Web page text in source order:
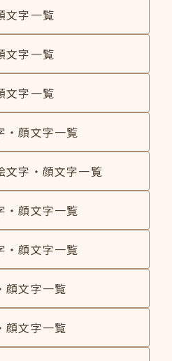
文字一覧
文字一覧
文字一覧
・顔文字一覧
文字・顔文字一覧
・顔文字一覧
・顔文字一覧
顔文字一覧
顔文字一覧